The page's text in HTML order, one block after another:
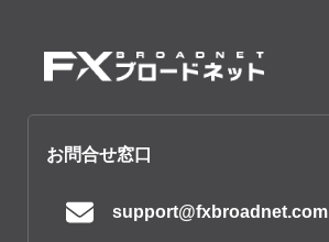
お問合せ窓口
support@fxbroadnet.com